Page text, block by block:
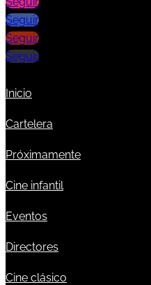
Seguir
Seguir
Seguir
Inicio
Cartelera
Próximamente
Cine infantil
Eventos
Directores
Cine clásico